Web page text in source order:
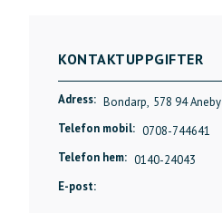
KONTAKTUPPGIFTER
Adress: Bondarp, 578 94 Aneby
Telefon mobil: 0708-744641
Telefon hem: 0140-24043
E-post: